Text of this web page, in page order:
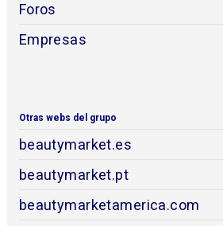
Foros
Empresas
Otras webs del grupo
beautymarket.es
beautymarket.pt
beautymarketamerica.com